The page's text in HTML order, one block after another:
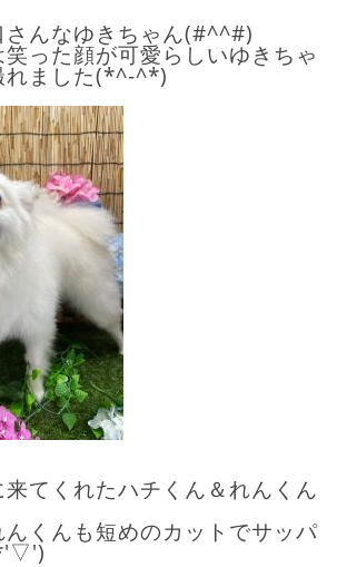
さんなゆきちゃん(#^^#)
った顔が可愛らしいゆきちゃ
れました(*^-^*)
てくれたハチくん＆れんくん
くんも短めのカットでサッパ